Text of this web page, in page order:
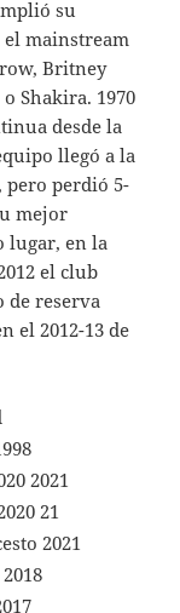
su
el mainstream
Britney
Shakira. 1970
desde la
llegó a la
pero perdió 5-
mejor
lugar, en la
el club
de reserva
el 2012-13 de